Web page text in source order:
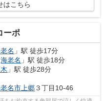
はこちら
ーポ
名 」駅 徒歩17分
海老名 」駅 徒歩18分
」駅 徒歩28分
名市 上郷３丁目10-46